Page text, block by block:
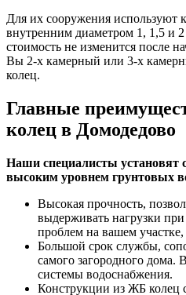
Для их сооружения используют
внутренним диаметром 1, 1,5 и
стоимость не изменится после
Вы 2-х камерный или 3-х
колец.
Главные
колец в Домодедово
Наши специалисты установят
высоким уровнем грунтовых
Высокая прочность,
выдерживать нагрузки
проблем на вашем
Большой срок службы,
самого загородного дома.
системы водоснабжения.
Конструкции из ЖБ колец